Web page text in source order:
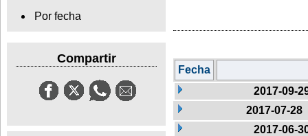
Por fecha
Compartir
Fecha
2017-09-
2017-07-28
2017-06-